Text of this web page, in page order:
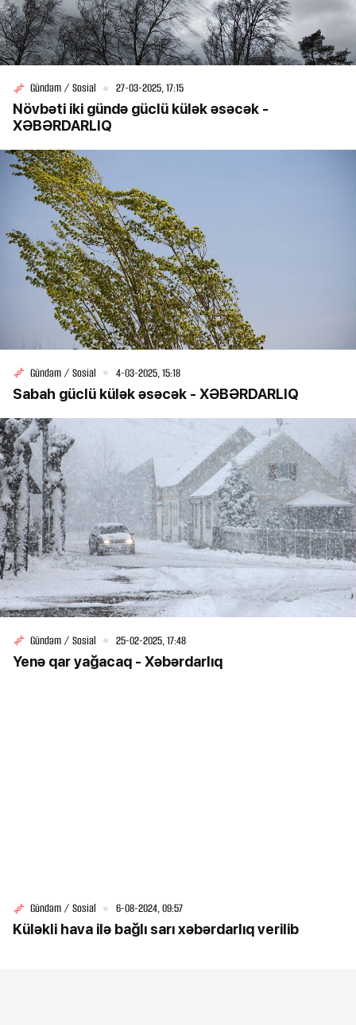
Gündəm / Sosial 27-03-2025, 17:15
Növbəti iki gündə güclü külək əsəcək -
XƏBƏRDARLIQ
Gündəm / Sosial 4-03-2025, 15:18
Sabah güclü külək əsəcək - XƏBƏRDARLIQ
Gündəm / Sosial 25-02-2025, 17:48
Yenə qar yağacaq - Xəbərdarlıq
Gündəm / Sosial 6-08-2024, 09:57
Küləkli hava ilə bağlı sarı xəbərdarlıq verilib